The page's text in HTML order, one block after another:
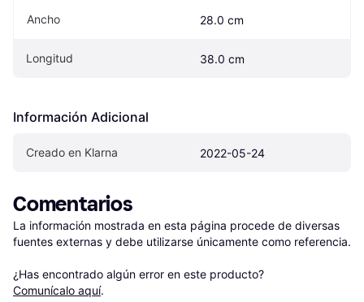
Ancho 28.0 cm
Longitud 38.0 cm
Información Adicional
Creado en Klarna 2022-05-24
Comentarios
La información mostrada en esta página procede de diversas
fuentes externas y debe utilizarse únicamente como referencia.
¿Has encontrado algún error en este producto?
Comunícalo aquí.